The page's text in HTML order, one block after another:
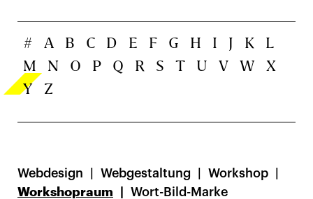
# A B C D E F G H I J K
L
M
N O P Q R S T U V W
X
Y
Z
Webdesign Webgestaltung
Workshop
Workshopraum
Wort-Bild-Marke